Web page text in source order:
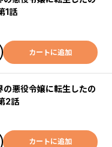
1話
カートに追加
悪役令嬢に転生したの
2話
カートに追加